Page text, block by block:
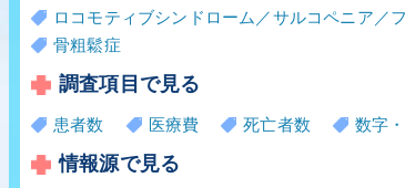
ロコモティブシンドローム／サルコペニア／
骨粗鬆症
調査項目で見る
患者数 医療費 死亡者数 数字
情報源で見る